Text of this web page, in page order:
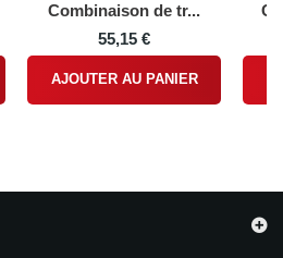
Combinaison de tr...
55,15 €
AJOUTER AU PANIER